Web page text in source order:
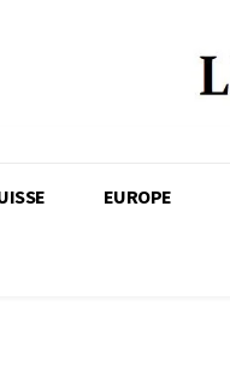
EUROPE